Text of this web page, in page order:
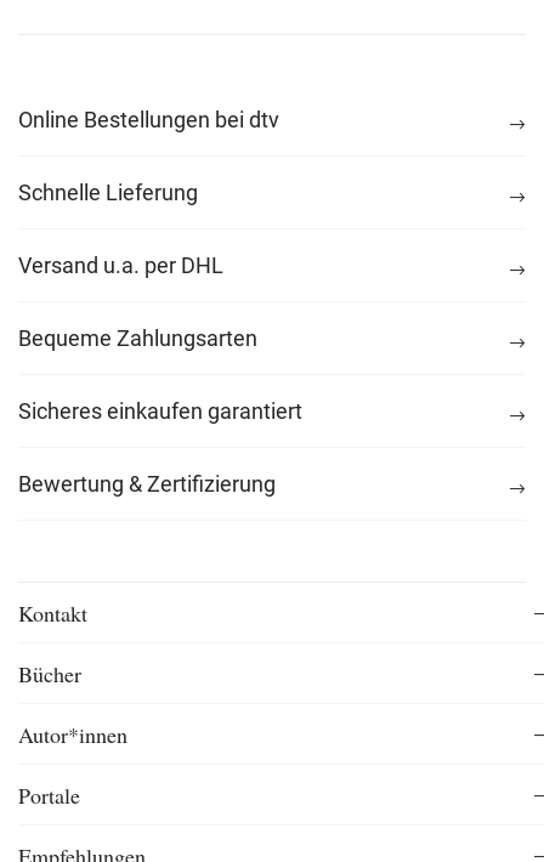
Online Bestellungen bei dtv
Schnelle Lieferung
Versand u.a. per DHL
Bequeme Zahlungsarten
Sicheres einkaufen garantiert
Bewertung & Zertifizierung
Kontakt
Bücher
Autor*innen
Portale
Empfehlungen